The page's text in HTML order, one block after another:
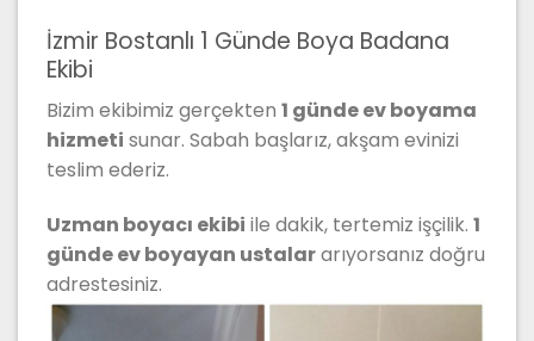
İzmir Bostanlı 1 Günde Boya Badana
Ekibi
Bizim ekibimiz gerçekten 1 günde ev boyama
hizmeti sunar. Sabah başlarız, akşam evinizi
teslim ederiz.
Uzman boyacı ekibi ile dakik, tertemiz işçilik. 1
günde ev boyayan ustalararıyorsanız doğru
adrestesiniz.